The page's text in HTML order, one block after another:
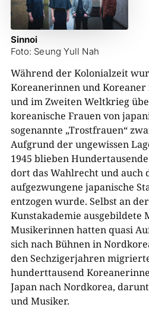
Sinnoi
Foto: Seung Yull Nah
Während der Kolonialzeit
Koreanerinnen und
und im Zweiten Weltkrieg
koreanische Frauen von
sogenannte „Trostfrauen“
Aufgrund der ungewissen
1945 blieben
dort das Wahlrecht und auch
aufgezwungene japanische
entzogen wurde. Selbst an
Kunstakademie ausgebildete
Musikerinnen hatten quasi
sich nach Bühnen in
den Sechzigerjahren
hunderttausend
Japan nach Nordkorea,
und Musiker.